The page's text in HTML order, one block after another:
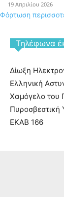
19 Απριλίου 2026
Φόρτωση
Tηλέφωνα
Δίωξη
Ελληνική
Χαμόγελο του
Πυροσβεστική
ΕΚΑΒ 166